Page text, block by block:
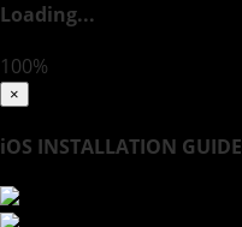
Loading...
100%
×
iOS INSTALLATION GUIDE